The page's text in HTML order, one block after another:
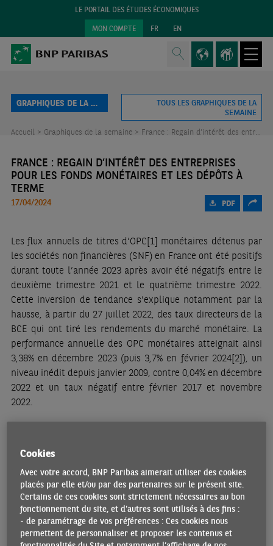
LE PORTAIL DES ÉTUDES ÉCONOMIQUES
MON COMPTE FR EN
GRAPHIQUES DE LA SEMAINE
TOUS LES GRAPHIQUES DE LA
SEMAINE
Accueil > Graphiques de la semaine > France : Regain d’intérêt des entreprises pour les fonds monétaires et les dépôts à terme
FRANCE : REGAIN D’INTÉRÊT DES ENTREPRISES
POUR LES FONDS MONÉTAIRES ET LES DÉPÔTS À
TERME
17/04/2024 PDF
Les flux annuels de titres d’OPC[1] monétaires détenus par
les sociétés non financières (SNF) en France ont été positifs
durant toute l’année 2023 après avoir été négatifs entre le
deuxième trimestre 2021 et le quatrième trimestre 2022.
Cette inversion de tendance s’explique notamment par la
hausse, à partir du 27 juillet 2022, des taux directeurs de la
BCE qui ont tiré les rendements du marché monétaire. La
performance annuelle des OPC monétaires atteignait ainsi
3,38% en décembre 2023 (puis 3,7% en février 2024[2]), un
niveau inédit depuis janvier 2009, contre 0,04% en décembre
2022 et un taux négatif entre février 2017 et novembre
2022.
ces actifs notamment en raison de leur risque contenu et de
leur grande liquidité, s’effectue pour l’essentiel au
détriment des dépôts à vue (DAV)[3]. En raison du coût
d’opportunité lié à la détention de ces derniers, leurs flux
annuels sont négatifs depuis le troisième trimestre 2022 ;
en février 2024, ils se repliaient de EUR 88,4 mds. Si une
part significative de DAV a effectivement été réallouée vers
Cookies
Avec votre accord, BNP Paribas aimerait utiliser des cookies
placés par elle et/ou par des partenaires sur le présent site.
Certains de ces cookies sont strictement nécessaires au bon
fonctionnement du site, et d'autres sont utilisés à des fins :
- de paramétrage de vos préférences : Ces cookies nous
permettent de personnaliser et proposer les contenus et